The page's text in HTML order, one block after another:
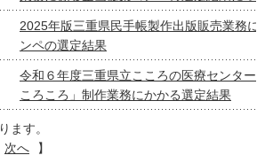
2025年版三重県民手帳製作出版販売業務に
ンペの選定結果
令和６年度三重県立こころの医療センター
ころころ」制作業務にかかる選定結果
ます。
次へ 】